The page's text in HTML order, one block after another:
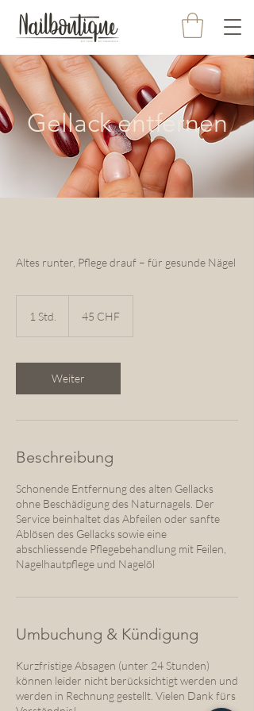
Gellack entfernen
Altes runter, Pflege drauf – für gesunde Nägel
1 Std.
d
Franken
45 CHF
Weiter
Beschreibung
Schonende Entfernung des alten Gellacks
ohne Beschädigung des Naturnagels. Der
Service beinhaltet das Abfeilen oder sanfte
Ablösen des Gellacks sowie eine
abschliessende Pflegebehandlung mit Feilen,
Nagelhautpflege und Nagelöl
Umbuchung & Kündigung
Kurzfristige Absagen (unter 24 Stunden)
können leider nicht berücksichtigt werden und
werden in Rechnung gestellt. Vielen Dank fürs